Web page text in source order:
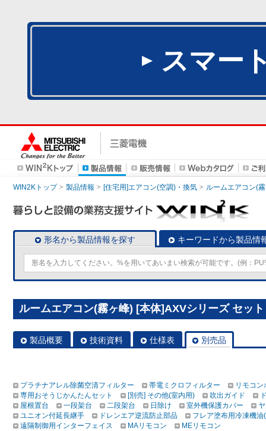
スマー
WIN2Kトップ 製品情報 [住宅用]エアコン(空調)・換気 ルームエアコン(
形名から製品情報を探す キーワードから製品情
ルームエアコン(霧ヶ峰) [本体]AXVシリーズ セッ
製品概要 技術資料 仕様表 別売品
プラチナアレル除菌空清フィルター 帯電ミクロフィルター
リモコン
専用おそうじかんたんセット
[別売] その他(室内用) 吹出ガイド
屋根置台
一段架台 二段架台 日除け 室外機保護カバー
ユニオン付延長継手
ドレンエア逆流防止部品
フレア塗布用冷凍機
遠隔制御用インターフェイス
MAリモコン MEリモコン